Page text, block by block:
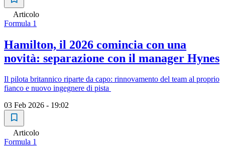
Articolo
Formula 1
Hamilton, il 2026 comincia con una
novità: separazione con il manager Hynes
Il pilota britannico riparte da capo: rinnovamento del team al proprio
fianco e nuovo ingegnere di pista
03 Feb 2026 - 19:02
Articolo
Formula 1